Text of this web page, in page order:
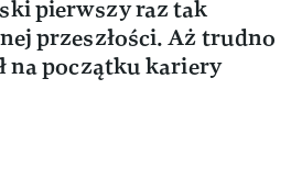
pierwszy raz tak
przeszłości. Aż trudno
na początku kariery